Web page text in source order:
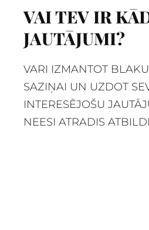
VAI TEV IR
JAUTĀJUMI?
VARI IZMANTOT
SAZIŅAI UN UZDOT
INTERESĒJOŠU
NEESI ATRADIS ATBILDI